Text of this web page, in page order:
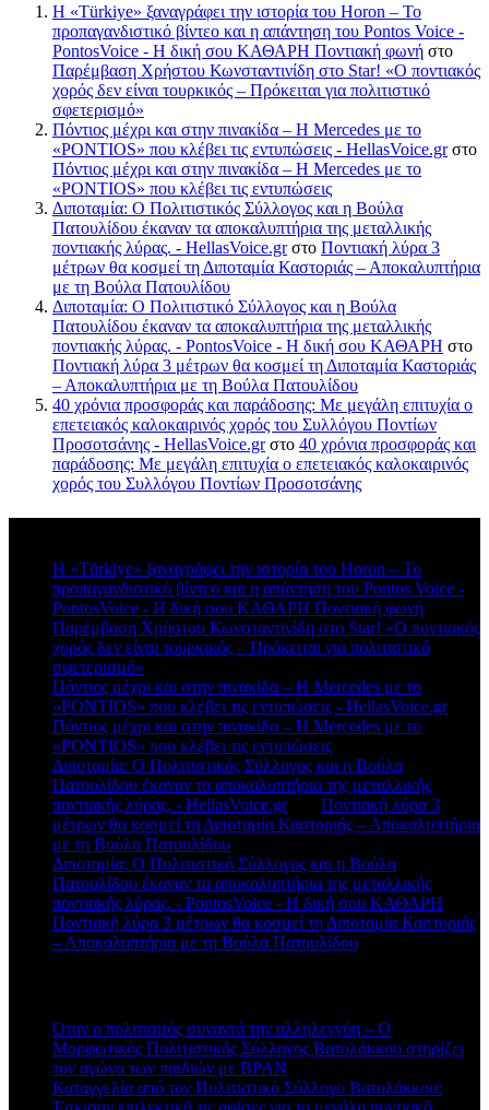
Η «Türkiye» ξαναγράφει την ιστορία του Horon – Το
προπαγανδιστικό βίντεο και η απάντηση του Pontos Voice -
PontosVoice - H δική σου ΚΑΘΑΡΗ Ποντιακή φωνή στο
Παρέμβαση Χρήστου Κωνσταντινίδη στο Star! «Ο ποντιακός
χορός δεν είναι τουρκικός – Πρόκειται για πολιτιστικό
σφετερισμό»
Πόντιος μέχρι και στην πινακίδα – Η Mercedes με το
«PONTIOS» που κλέβει τις εντυπώσεις - HellasVoice.grστο
Πόντιος μέχρι και στην πινακίδα – Η Mercedes με το
«PONTIOS» που κλέβει τις εντυπώσεις
Διποταμία: Ο Πολιτιστικός Σύλλογος και η Βούλα
Πατουλίδου έκαναν τα αποκαλυπτήρια της μεταλλικής
ποντιακής λύρας. - HellasVoice.grστο Ποντιακή λύρα 3
μέτρων θα κοσμεί τη Διποταμία Καστοριάς – Αποκαλυπτήρια
με τη Βούλα Πατουλίδου
Διποταμία: Ο Πολιτιστικό Σύλλογος και η Βούλα
Πατουλίδου έκαναν τα αποκαλυπτήρια της μεταλλικής
ποντιακής λύρας. - PontosVoice - H δική σου ΚΑΘΑΡΗ στο
Ποντιακή λύρα 3 μέτρων θα κοσμεί τη Διποταμία Καστοριάς
– Αποκαλυπτήρια με τη Βούλα Πατουλίδου
40 χρόνια προσφοράς και παράδοσης: Με μεγάλη επιτυχία ο
επετειακός καλοκαιρινός χορός του Συλλόγου Ποντίων
Προσοτσάνης - HellasVoice.grστο 40 χρόνια προσφοράς και
παράδοσης: Με μεγάλη επιτυχία ο επετειακός καλοκαιρινός
χορός του Συλλόγου Ποντίων Προσοτσάνης
Η «Türkiye» ξαναγράφει την ιστορία του Horon – Το
προπαγανδιστικό βίντεο και η απάντηση του Pontos Voice -
PontosVoice - H δική σου ΚΑΘΑΡΗ Ποντιακή φωνή
Παρέμβαση Χρήστου Κωνσταντινίδη στο Star! «Ο ποντιακός
χορός δεν είναι τουρκικός – Πρόκειται για πολιτιστικό
σφετερισμό»
Πόντιος μέχρι και στην πινακίδα – Η Mercedes με το
«PONTIOS» που κλέβει τις εντυπώσεις - HellasVoice.grστο
Πόντιος μέχρι και στην πινακίδα – Η Mercedes με το
«PONTIOS» που κλέβει τις εντυπώσεις
Διποταμία: Ο Πολιτιστικός Σύλλογος και η Βούλα
Πατουλίδου έκαναν τα αποκαλυπτήρια της μεταλλικής
ποντιακής λύρας. - HellasVoice.grστο Ποντιακή λύρα 3
μέτρων θα κοσμεί τη Διποταμία Καστοριάς – Αποκαλυπτήρια
με τη Βούλα Πατουλίδου
Διποταμία: Ο Πολιτιστικό Σύλλογος και η Βούλα
Πατουλίδου έκαναν τα αποκαλυπτήρια της μεταλλικής
ποντιακής λύρας. - PontosVoice - H δική σου ΚΑΘΑΡΗ
Ποντιακή λύρα 3 μέτρων θα κοσμεί τη Διποταμία Καστοριάς
– Αποκαλυπτήρια με τη Βούλα Πατουλίδου
Όταν ο πολιτισμός συναντά την αλληλεγγύη – Ο
Μορφωτικός Πολιτιστικός Σύλλογος Βατολάκκου στηρίζει
τον αγώνα των παιδιών με BPAN
Καταγγελία από τον Πολιτιστικό Σύλλογο Βατολάκκου: